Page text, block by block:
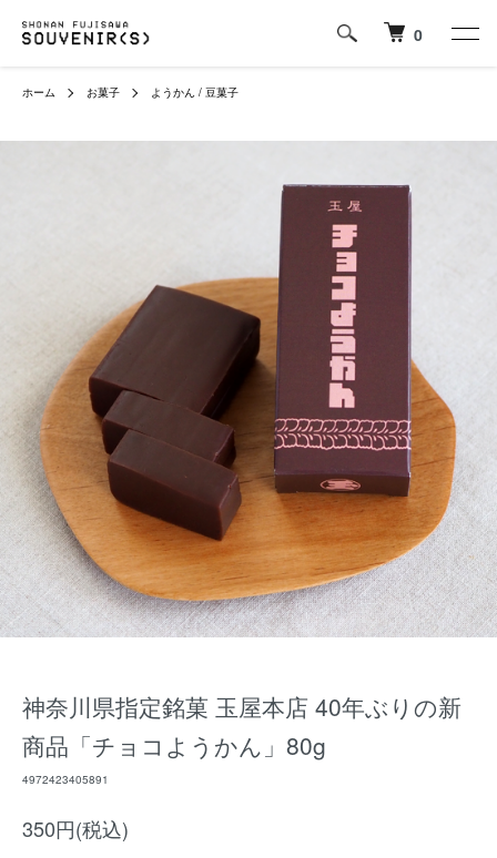
0
ホーム お菓子 ようかん / 豆菓子
神奈川県指定銘菓 玉屋本店 40年ぶりの新
商品「チョコようかん」80g
4972423405891
350円(税込)